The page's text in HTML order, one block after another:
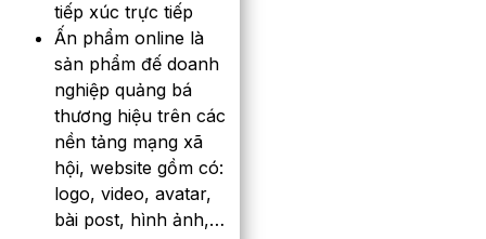
tiếp xúc trực tiếp
Ấn phẩm online là
sản phẩm đế doanh
nghiệp quảng bá
thương hiệu trên các
nền tảng mạng xã
hội, website gồm có:
logo, video, avatar,
bài post, hình ảnh,…